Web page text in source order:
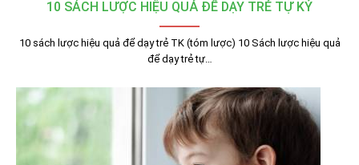
10 SÁCH LƯỢC HIỆU QUẢ ĐỂ DẠY TRẺ TỰ KỶ
10 sách lược hiệu quả để dạy trẻ TK (tóm lược) 10 Sách lược hiệu quả
để dạy trẻ tự…